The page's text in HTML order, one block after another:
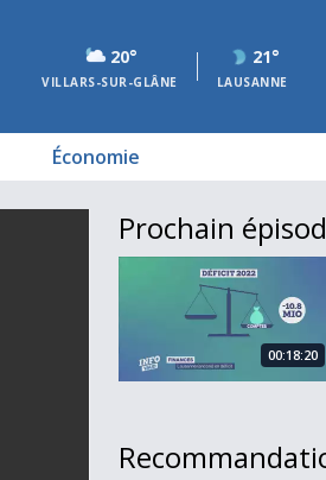
20°
VILLARS-SUR-GLÂNE
21°
LAUSANNE
Économie
Prochain
Journal du 3 avril 2023
00:18:20